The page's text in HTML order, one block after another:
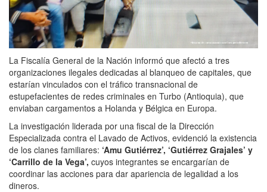
La Fiscalía General de la Nación informó que afectó a tres
organizaciones ilegales dedicadas al blanqueo de capitales, que
estarían vinculados con el tráfico transnacional de
estupefacientes de redes criminales en Turbo (Antioquia), que
enviaban cargamentos a Holanda y Bélgica en Europa.
La investigación liderada por una fiscal de la Dirección
Especializada contra el Lavado de Activos, evidenció la existencia
de los clanes familiares: ‘Amu Gutiérrez’, ‘Gutiérrez Grajales’ y
‘Carrillo de la Vega’, cuyos integrantes se encargarían de
coordinar las acciones para dar apariencia de legalidad a los
dineros.